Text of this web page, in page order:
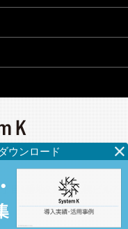
ケイ
目1番地2 KDX札幌ビル7